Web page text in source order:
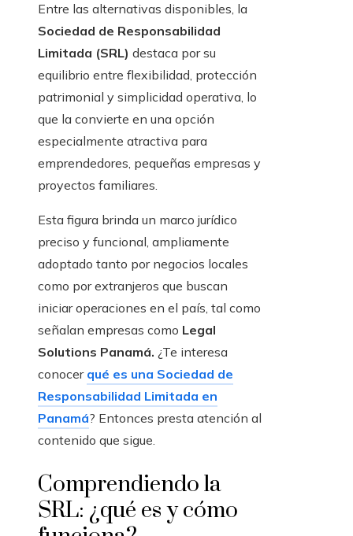
Entre las alternativas disponibles, la
Sociedad de Responsabilidad
Limitada (SRL) destaca por su
equilibrio entre flexibilidad, protección
patrimonial y simplicidad operativa, lo
que la convierte en una opción
especialmente atractiva para
emprendedores, pequeñas empresas y
proyectos familiares.
Esta figura brinda un marco jurídico
preciso y funcional, ampliamente
adoptado tanto por negocios locales
como por extranjeros que buscan
iniciar operaciones en el país, tal como
señalan empresas como Legal
Solutions Panamá. ¿Te interesa
conocer qué es una Sociedad de
Responsabilidad Limitada en
Panamá? Entonces presta atención al
contenido que sigue.
Comprendiendo la
SRL: ¿qué es y cómo